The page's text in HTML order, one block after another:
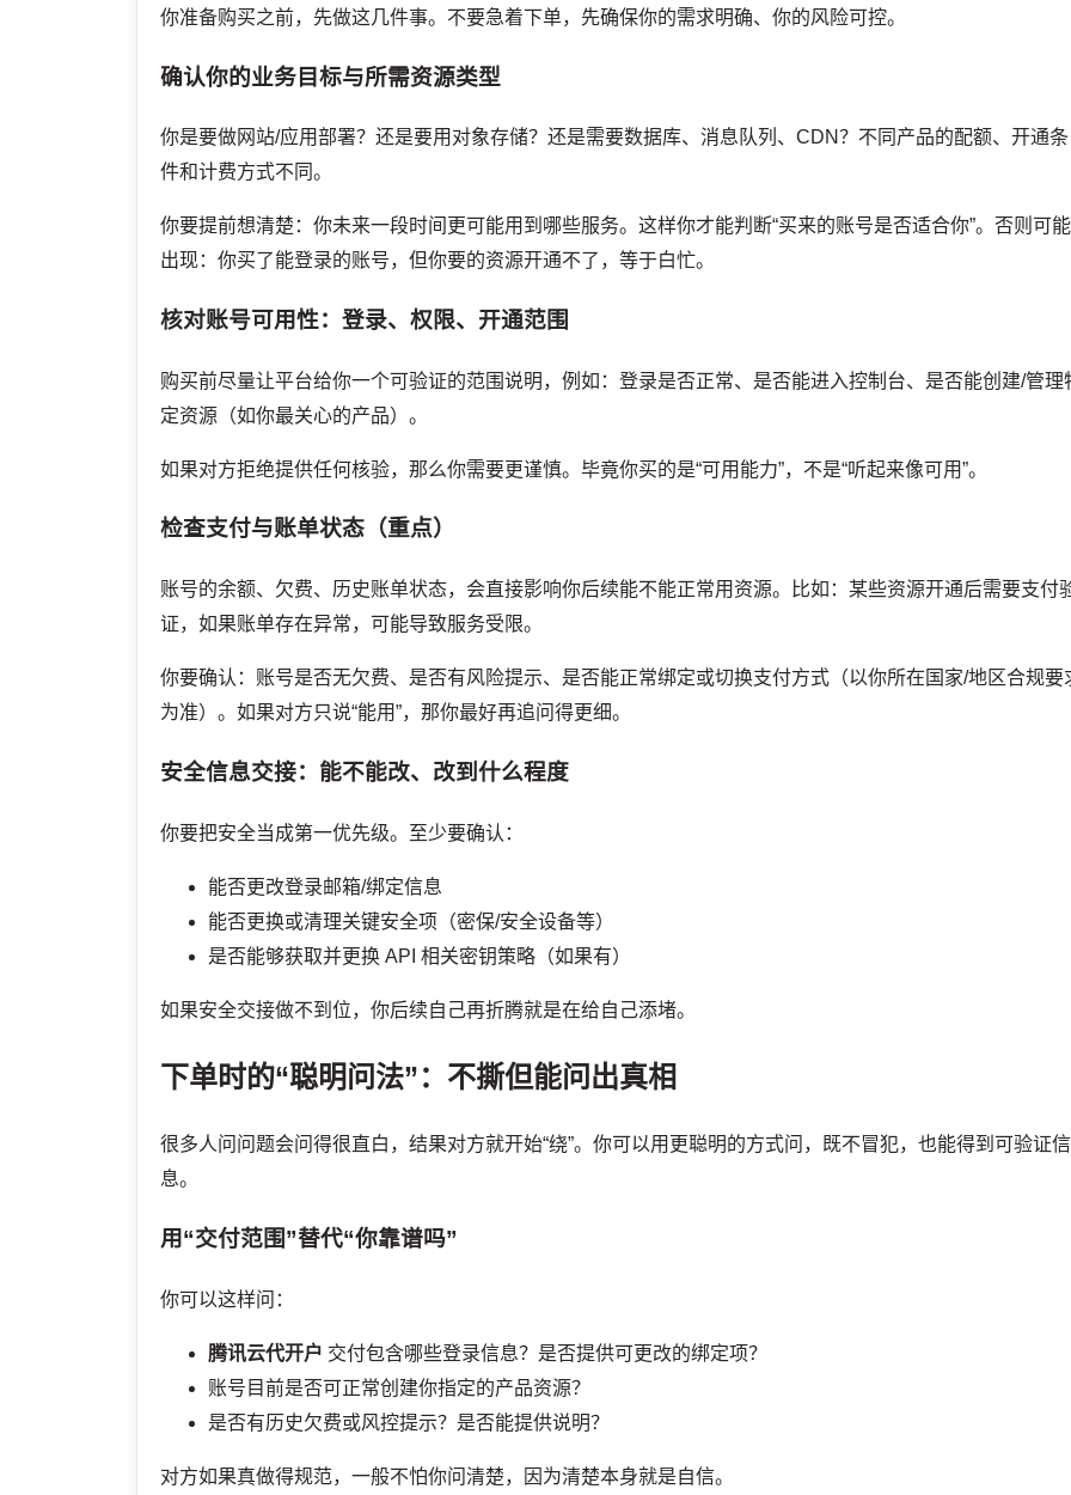
你准备购买之前，先做这几件事。不要急着下单，先确保你的需求明确、你的风险可控。
确认你的业务目标与所需资源类型
你是要做网站/应用部署？还是要用对象存储？还是需要数据库、消息队列、CDN？不同产品的配额、开通条
件和计费方式不同。
你要提前想清楚：你未来一段时间更可能用到哪些服务。这样你才能判断“买来的账号是否适合你”。否则可能
出现：你买了能登录的账号，但你要的资源开通不了，等于白忙。
核对账号可用性：登录、权限、开通范围
购买前尽量让平台给你一个可验证的范围说明，例如：登录是否正常、是否能进入控制台、是否能创建/管理
定资源（如你最关心的产品）。
如果对方拒绝提供任何核验，那么你需要更谨慎。毕竟你买的是“可用能力”，不是“听起来像可用”。
检查支付与账单状态（重点）
账号的余额、欠费、历史账单状态，会直接影响你后续能不能正常用资源。比如：某些资源开通后需要支付
证，如果账单存在异常，可能导致服务受限。
你要确认：账号是否无欠费、是否有风险提示、是否能正常绑定或切换支付方式（以你所在国家/地区合规要
为准）。如果对方只说“能用”，那你最好再追问得更细。
安全信息交接：能不能改、改到什么程度
你要把安全当成第一优先级。至少要确认：
能否更改登录邮箱/绑定信息
能否更换或清理关键安全项（密保/安全设备等）
是否能够获取并更换 API 相关密钥策略（如果有）
如果安全交接做不到位，你后续自己再折腾就是在给自己添堵。
下单时的“聪明问法”：不撕但能问出真相
很多人问问题会问得很直白，结果对方就开始“绕”。你可以用更聪明的方式问，既不冒犯，也能得到可验证信
息。
用“交付范围”替代“你靠谱吗”
你可以这样问：
腾讯云代开户 交付包含哪些登录信息？是否提供可更改的绑定项？
账号目前是否可正常创建你指定的产品资源？
是否有历史欠费或风控提示？是否能提供说明？
对方如果真做得规范，一般不怕你问清楚，因为清楚本身就是自信。